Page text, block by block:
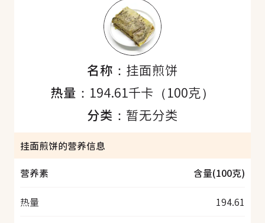
名称： 挂面煎饼
热量： 194.61千卡（100克）
分类： 暂无分类
挂面煎饼的营养信息
营养素
含量(100克)
热量 194.61